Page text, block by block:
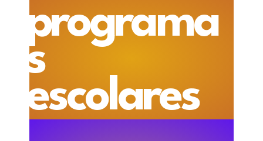
programa
s
escolares